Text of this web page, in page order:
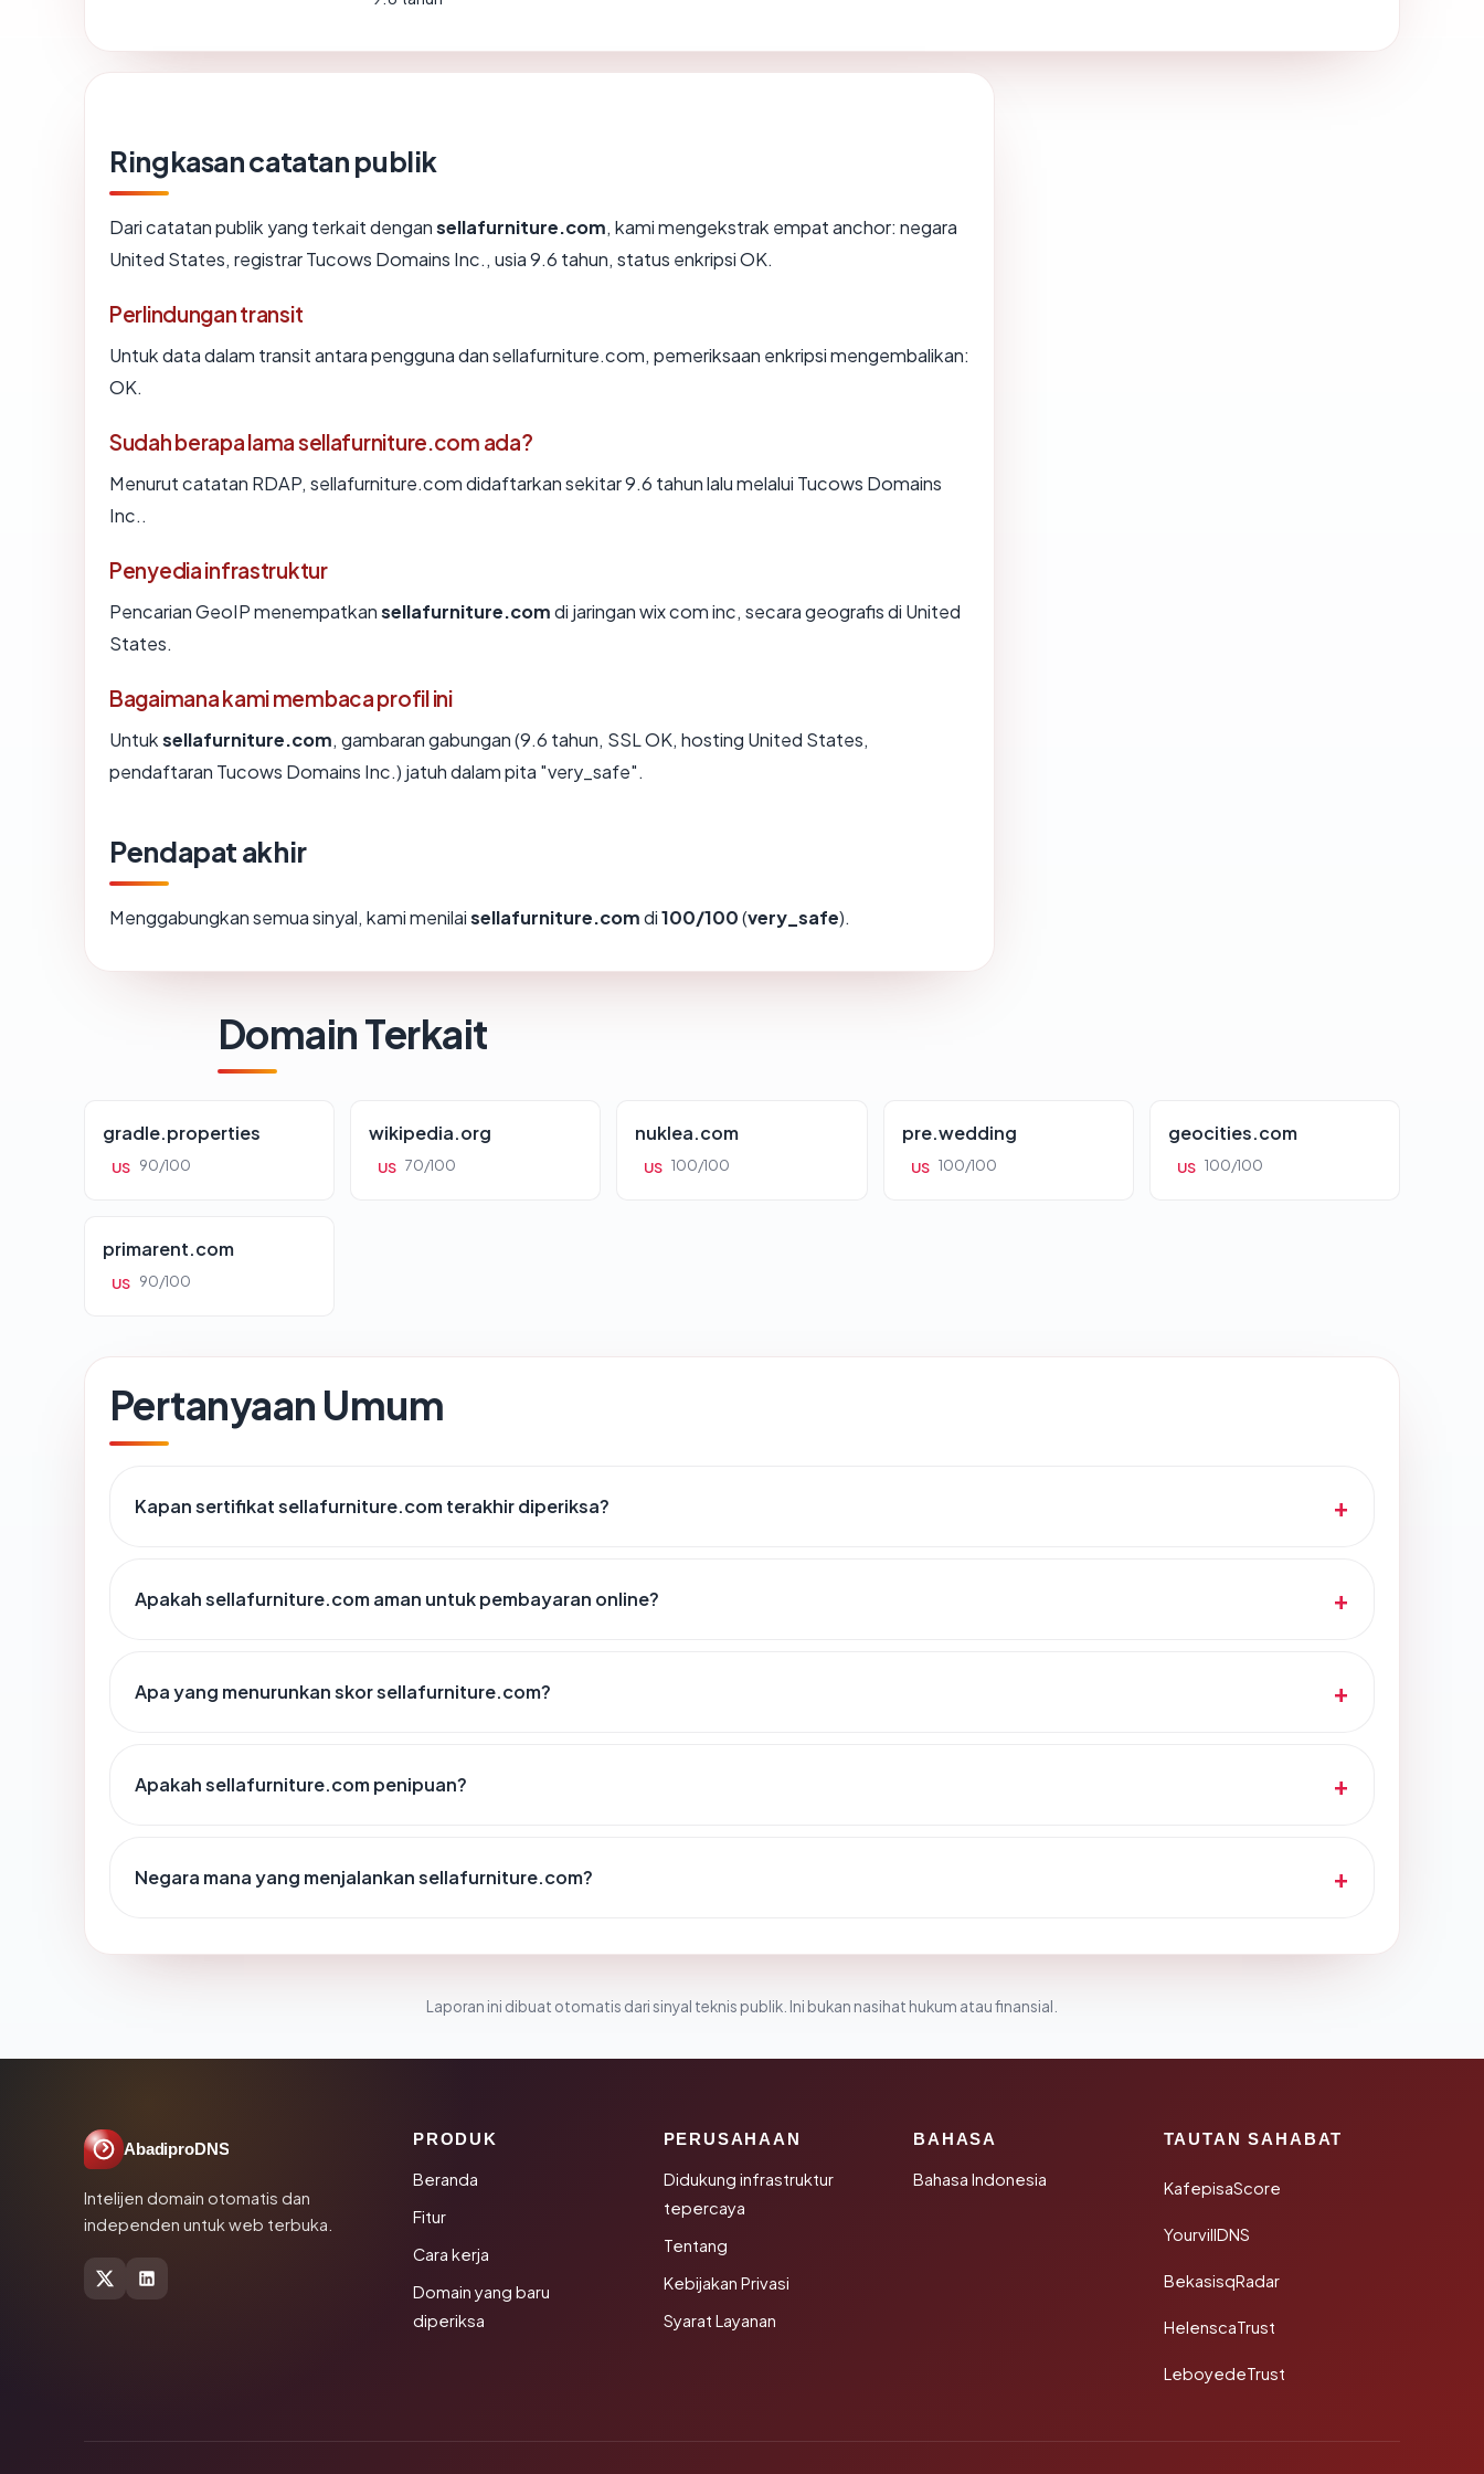
Ringkasan catatan publik
Dari catatan publik yang terkait dengansellafurniture.com, kami mengekstrak empat anchor: negara
United States, registrar Tucows Domains Inc., usia 9.6 tahun, status enkripsi OK.
Perlindungan transit
Untuk data dalam transit antara pengguna dan sellafurniture.com, pemeriksaan enkripsi mengembalikan:
OK.
Sudah berapa lama sellafurniture.com ada?
Menurut catatan RDAP, sellafurniture.com didaftarkan sekitar 9.6 tahun lalu melalui Tucows Domains
Inc..
Penyedia infrastruktur
Pencarian GeoIP menempatkansellafurniture.comdi jaringan wix com inc, secara geografis di United
States.
Bagaimana kami membaca profil ini
Untuksellafurniture.com, gambaran gabungan (9.6 tahun, SSL OK, hosting United States,
pendaftaran Tucows Domains Inc.) jatuh dalam pita "very_safe".
Pendapat akhir
Menggabungkan semua sinyal, kami menilaisellafurniture.comdi100/100(very_safe).
Domain Terkait
gradle.properties
US 90/100
wikipedia.org
US 70/100
nuklea.com
US 100/100
pre.wedding
US 100/100
geocities.com
US 100/100
primarent.com
US 90/100
Pertanyaan Umum
Kapan sertifikat sellafurniture.com terakhir diperiksa?
Apakah sellafurniture.com aman untuk pembayaran online?
Apa yang menurunkan skor sellafurniture.com?
Apakah sellafurniture.com penipuan?
Negara mana yang menjalankan sellafurniture.com?
Laporan ini dibuat otomatis dari sinyal teknis publik. Ini bukan nasihat hukum atau finansial.
AbadiproDNS
Intelijen domain otomatis dan
independen untuk web terbuka.
PRODUK
Beranda
Fitur
Cara kerja
Domain yang baru
diperiksa
PERUSAHAAN
Didukung infrastruktur
tepercaya
Tentang
Kebijakan Privasi
Syarat Layanan
BAHASA
Bahasa Indonesia
TAUTAN SAHABAT
KafepisaScore
YourvillDNS
BekasisqRadar
HelenscaTrust
LeboyedeTrust